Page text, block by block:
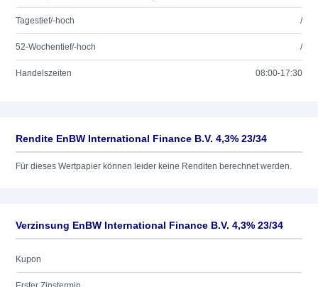
Tagestief/-hoch /
52-Wochentief/-hoch /
Handelszeiten 08:00-17:30
Rendite EnBW International Finance B.V. 4,3% 23/34
Für dieses Wertpapier können leider keine Renditen berechnet werden.
Verzinsung EnBW International Finance B.V. 4,3% 23/34
Kupon